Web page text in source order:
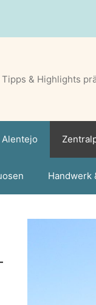
& Highlights
Alentejo
Handwerk